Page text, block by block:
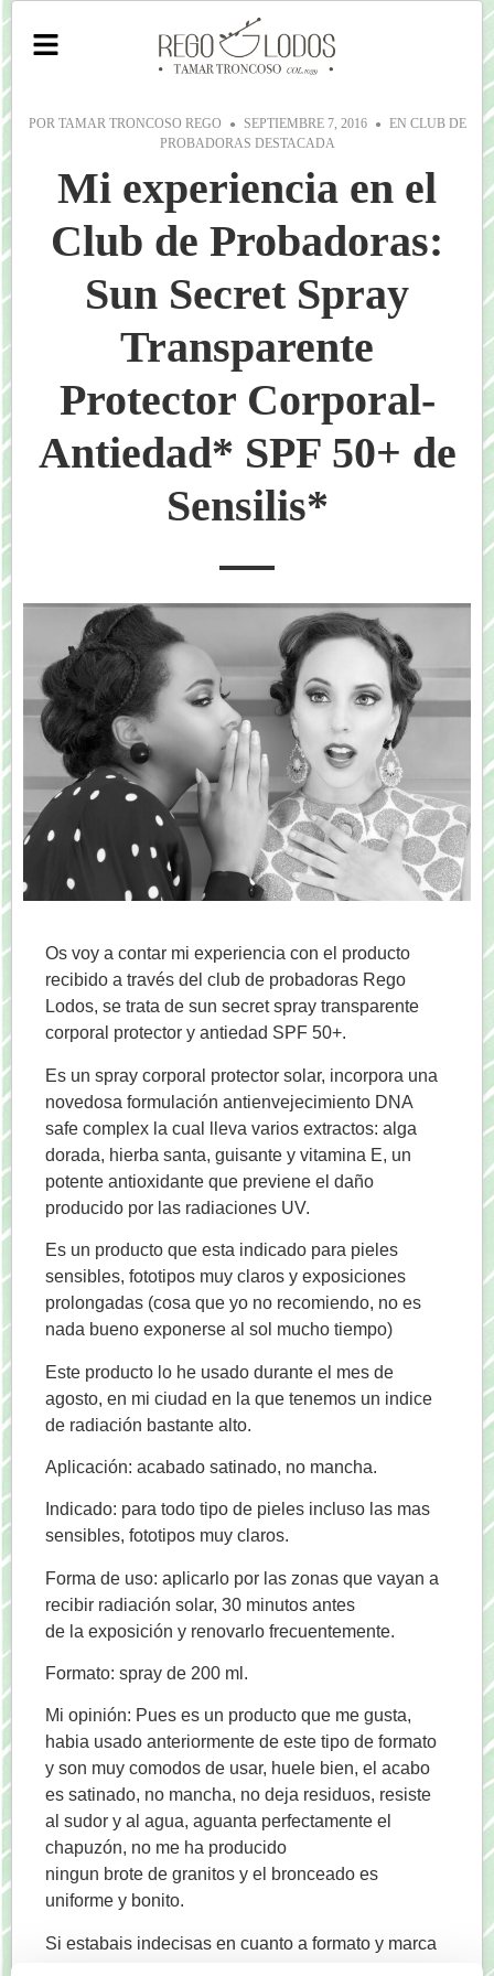
POR TAMAR TRONCOSO REGO SEPTIEMBRE 7, 2016 EN CLUB DE
PROBADORAS DESTACADA
Mi experiencia en el
Club de Probadoras:
Sun Secret Spray
Transparente
Protector Corporal-
Antiedad* SPF 50+ de
Sensilis*
Os voy a contar mi experiencia con el producto
recibido a través del club de probadoras Rego
Lodos, se trata de sun secret spray transparente
corporal protector y antiedad SPF 50+.
Es un spray corporal protector solar, incorpora una
novedosa formulación antienvejecimiento DNA
safe complex la cual lleva varios extractos: alga
dorada, hierba santa, guisante y vitamina E, un
potente antioxidante que previene el daño
producido por las radiaciones UV.
Es un producto que esta indicado para pieles
sensibles, fototipos muy claros y exposiciones
prolongadas (cosa que yo no recomiendo, no es
nada bueno exponerse al sol mucho tiempo)
Este producto lo he usado durante el mes de
agosto, en mi ciudad en la que tenemos un indice
de radiación bastante alto.
Aplicación: acabado satinado, no mancha.
Indicado: para todo tipo de pieles incluso las mas
sensibles, fototipos muy claros.
Forma de uso: aplicarlo por las zonas que vayan a
recibir radiación solar, 30 minutos antes
de la exposición y renovarlo frecuentemente.
Formato: spray de 200 ml.
Mi opinión: Pues es un producto que me gusta,
habia usado anteriormente de este tipo de formato
y son muy comodos de usar, huele bien, el acabo
es satinado, no mancha, no deja residuos, resiste
al sudor y al agua, aguanta perfectamente el
chapuzón, no me ha producido
ningun brote de granitos y el bronceado es
uniforme y bonito.
Si estabais indecisas en cuanto a formato y marca